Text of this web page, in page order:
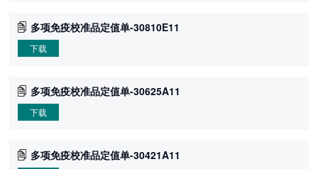
多项免疫校准品定值单-30810E11
下载
多项免疫校准品定值单-30625A11
下载
多项免疫校准品定值单-30421A11